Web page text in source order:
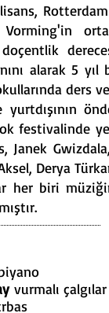
Vorming'in
alarak 5
ders
yurtdışının
festivalinde
Janek
Derya
her biri
vurmalı çalgılar